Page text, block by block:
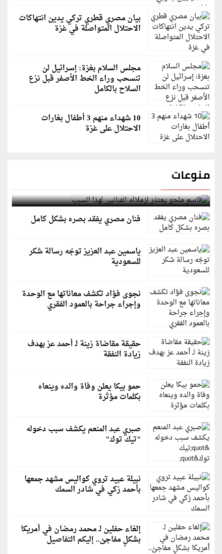
بيان مصري قطري تركي يدين انتهاكات
الاحتلال المتواصلة في غزة
مجلس السلام بغزة: إسرائيل لن
تنسحب وراء الخط الأصفر قبل نزع
السلاح بالكامل
10 شهداء منهم 3 أطفال بغارات
الاحتلال على غزة
منوعات
قاسم ملحو يعتذر لزملائه الفنانين لهذا السبب
فنان مصري يفقد بصره بشكل كامل
ياسمين عبد العزيز توجّه رسالة شكر
للسعودية
نجوى فؤاد تكشف معاناتها مع الوحدة
وإجراء جراحة بالعمود الفقري
حقيقة مقاضاة زينة لـ أحمد عز بهدف
زيادة النفقة
حمو بيكا يعلن وفاة والده وينعاه
بكلمات مؤثرة
صبري عبد المنعم يكشف سبب دخوله
"تيك توك"
نبيلة عبيد تروي كواليس مشهد جمعها
بأحمد زكي في شادر السمك
إلغاء حفلين لـ محمد رمضان في أمريكا
بشكلٍ مفاجئ.. إليكم التفاصيل